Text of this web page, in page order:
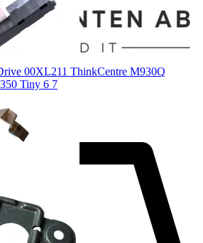
00XL211 ThinkCentre M930Q
Tiny 6 7